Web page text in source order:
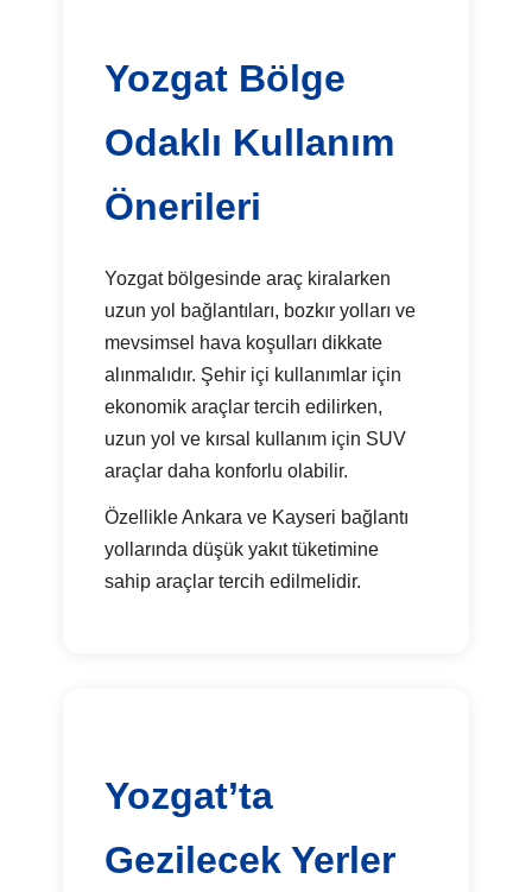
Yozgat Bölge
Odaklı Kullanım
Önerileri
Yozgat bölgesinde araç kiralarken
uzun yol bağlantıları, bozkır yolları ve
mevsimsel hava koşulları dikkate
alınmalıdır. Şehir içi kullanımlar için
ekonomik araçlar tercih edilirken,
uzun yol ve kırsal kullanım için SUV
araçlar daha konforlu olabilir.
Özellikle Ankara ve Kayseri bağlantı
yollarında düşük yakıt tüketimine
sahip araçlar tercih edilmelidir.
Yozgat’ta
Gezilecek Yerler